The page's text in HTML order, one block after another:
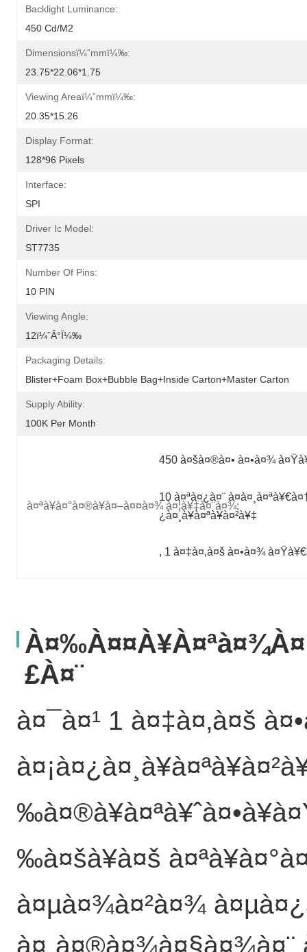
Backlight Luminance:
450 Cd/m2
Dimensionsï¼ˆmmï¼‰:
23.75*22.06*1.75
Viewing Areaï¼ˆmmï¼‰:
20.35*15.26
Display Format:
128*96 Pixels
Interface:
SPI
Driver Ic Model:
ST7735
Number Of Pins:
10 PIN
Viewing Angle:
12ï¼ˆÂ°ï¼‰
Packaging Details:
Blister+foam Box+bubble Bag+inside Carton+master Carton
Supply Ability:
100K Per Month
à¤ªà¥à¤°à¤®à¥à¤–à¤¤à¤¾ à¤¦à¥‡à¤¨à¤¾:
450 à¤šà¤®à¤• à¤•à¤¾
10 à¤ªà¤¿à¤¨
¿à¤¸à¥à¤ªà¥à¤²à¥‡
, 1 à¤‡à¤‚à¤š à¤•à¤¾
£à¤¨
à¤¯à¤¹ 1 à¤‡à¤‚à¤š
‰à¤šà¥à¤š
à¤µà¤¾à¤²à¤¾
à¤¸à¤®à¤¾à¤§à¤¾à¤¨